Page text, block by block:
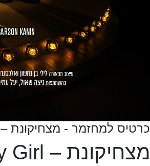
כרטיס למחזמר - מצחיקונת – Funny Girl
מצחיקונת – Funny Girl***